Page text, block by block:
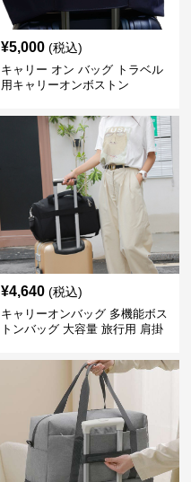
¥5,000 (税込)
キャリー オン バッグ トラベル
用キャリーオンボストン
¥4,640 (税込)
キャリーオンバッグ 多機能ボス
トンバッグ 大容量 旅行用 肩掛